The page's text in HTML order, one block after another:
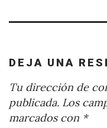
DEJA UNA
Tu dirección de
publicada. Los
marcados con *